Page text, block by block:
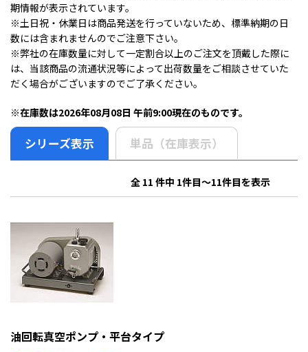
期情報が表示されています。
※土日祝・休業日は商品発送を行っていないため、標準納期の日
数には含まれませんのでご注意下さい。
※弊社の在庫数量に対して一定割合以上のご注文を頂戴した際に
は、当該商品の流通状況等によって出荷数量をご相談させていた
だく場合がございますのでご了承ください。
※在庫数は2026年08月08日 午前9:00現在のものです。
シリーズ表示 単品（在庫表示）
全 11 件中 1件目～11件目を表示
油回転真空ポンプ・平台タイプ